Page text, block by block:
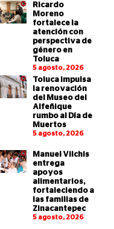
Ricardo
Moreno
fortalece la
atención con
perspectiva de
género en
Toluca
5 agosto, 2026
Toluca impulsa
la renovación
del Museo del
Alfeñique
rumbo al Día de
Muertos
5 agosto, 2026
Manuel Vilchis
entrega
apoyos
alimentarios,
fortaleciendo a
las familias de
Zinacantepec
5 agosto, 2026